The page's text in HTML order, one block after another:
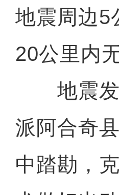
地震周边5
20公里内
地震发
派阿合奇
中踏勘，